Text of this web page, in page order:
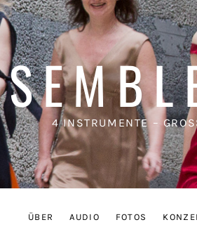
4 INSTRUMENTE –
ÜBER AUDIO FOTOS